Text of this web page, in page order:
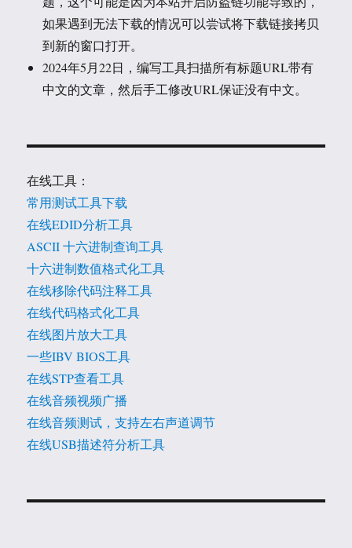
如果遇到无法下载的情况可以尝试将下载链接拷贝
到新的窗口打开。
2024年5月22日，编写工具扫描所有标题URL带有
中文的文章，然后手工修改URL保证没有中文。
在线工具：
常用测试工具下载
在线EDID分析工具
ASCII 十六进制查询工具
十六进制数值格式化工具
在线移除代码注释工具
在线代码格式化工具
在线图片放大工具
一些IBV BIOS工具
在线STP查看工具
在线音频视频广播
在线音频测试，支持左右声道调节
在线USB描述符分析工具